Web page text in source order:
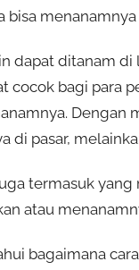
bisa
dapat ditanam
cocok bagi para
Dengan
di pasar,
termasuk
atau
bagaimana